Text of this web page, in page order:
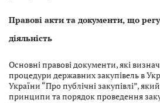
Правові акти та документи, що
діяльність
Основні правові документи, які
процедури державних закупівель в
України “Про публічні закупівлі”,
принципи та порядок проведення